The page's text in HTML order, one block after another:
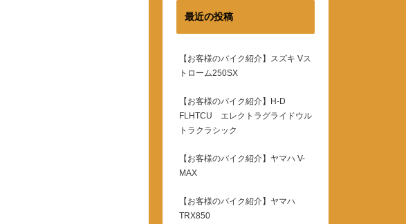
最近の投稿
【お客様のバイク紹介】スズキ Vス
トローム250SX
【お客様のバイク紹介】H-D
FLHTCU エレクトラグライドウル
トラクラシック
【お客様のバイク紹介】ヤマハ V-
MAX
【お客様のバイク紹介】ヤマハ
TRX850